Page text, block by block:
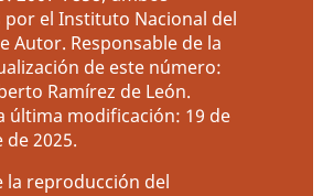
el Instituto Nacional del
Autor. Responsable de la
de este número:
Ramírez de León.
última modificación: 19 de
2025.
la reproducción del